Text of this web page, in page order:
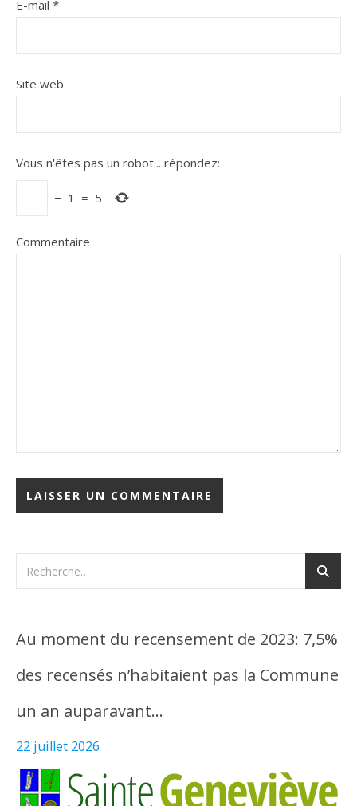
E-mail *
Site web
Vous n'êtes pas un robot... répondez:
− 1 = 5
Commentaire
Au moment du recensement de 2023: 7,5%
des recensés n’habitaient pas la Commune
un an auparavant…
22 juillet 2026